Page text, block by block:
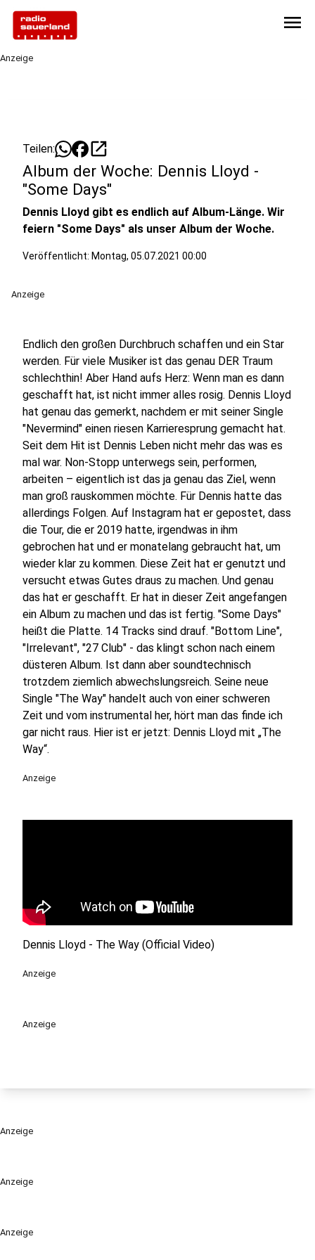
menu
Anzeige
Anzeige
Anzeige
Teilen: open_in_new
Album der Woche: Dennis Lloyd -
"Some Days"
Dennis Lloyd gibt es endlich auf Album-Länge. Wir
feiern "Some Days" als unser Album der Woche.
Veröffentlicht: Montag, 05.07.2021 00:00
Anzeige
Endlich den großen Durchbruch schaffen und ein Star
werden. Für viele Musiker ist das genau DER Traum
schlechthin! Aber Hand aufs Herz: Wenn man es dann
geschafft hat, ist nicht immer alles rosig. Dennis Lloyd
hat genau das gemerkt, nachdem er mit seiner Single
"Nevermind" einen riesen Karrieresprung gemacht hat.
Seit dem Hit ist Dennis Leben nicht mehr das was es
mal war. Non-Stopp unterwegs sein, performen,
arbeiten – eigentlich ist das ja genau das Ziel, wenn
man groß rauskommen möchte. Für Dennis hatte das
allerdings Folgen. Auf Instagram hat er gepostet, dass
die Tour, die er 2019 hatte, irgendwas in ihm
gebrochen hat und er monatelang gebraucht hat, um
wieder klar zu kommen. Diese Zeit hat er genutzt und
versucht etwas Gutes draus zu machen. Und genau
das hat er geschafft. Er hat in dieser Zeit angefangen
ein Album zu machen und das ist fertig. "Some Days"
heißt die Platte. 14 Tracks sind drauf. "Bottom Line",
"Irrelevant", "27 Club" - das klingt schon nach einem
düsteren Album. Ist dann aber soundtechnisch
trotzdem ziemlich abwechslungsreich. Seine neue
Single "The Way" handelt auch von einer schweren
Zeit und vom instrumental her, hört man das finde ich
gar nicht raus. Hier ist er jetzt: Dennis Lloyd mit „The
Way“.
Anzeige
Dennis Lloyd - The Way (Official Video)
Anzeige
Anzeige
Anzeige